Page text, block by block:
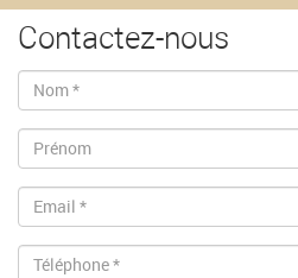
Contactez-nous